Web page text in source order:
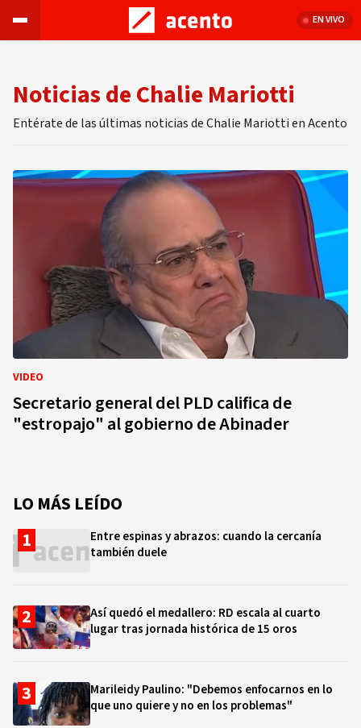
EN VIVO
Noticias de Chalie Mariotti
Entérate de las últimas noticias de Chalie Mariotti en Acento
VIDEO
Secretario general del PLD califica de
"estropajo" al gobierno de Abinader
LO MÁS LEÍDO
Entre espinas y abrazos: cuando la cercanía
también duele
Así quedó el medallero: RD escala al cuarto
lugar tras jornada histórica de 15 oros
Marileidy Paulino: "Debemos enfocarnos en lo
que uno quiere y no en los problemas"